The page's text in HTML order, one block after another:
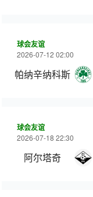
球会友谊
2026-07-12 02:00
帕纳辛纳科斯
球会友谊
2026-07-18 22:30
阿尔塔奇